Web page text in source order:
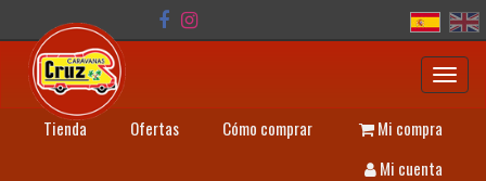
Tienda Ofertas Cómo comprar
Mi compra
Mi cuenta